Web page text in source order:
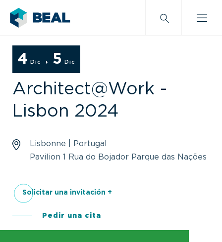
4 Dic 5 Dic
Architect@Work -
Lisbon 2024
Lisbonne | Portugal
Pavilion 1 Rua do Bojador Parque das Nações
Solicitar una invitación +
Pedir una cita